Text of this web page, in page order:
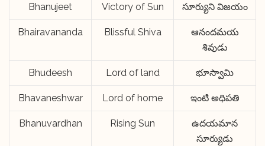
Bhanujeet Victory of Sun సూర్యుని విజయం
Bhairavananda Blissful Shiva
ఆనందమయ
శివుడు
Bhudeesh Lord of land భూస్వామి
Bhavaneshwar Lord of home ఇంటి అధిపతి
Bhanuvardhan Rising Sun
ఉదయమాన
సూర్యుడు